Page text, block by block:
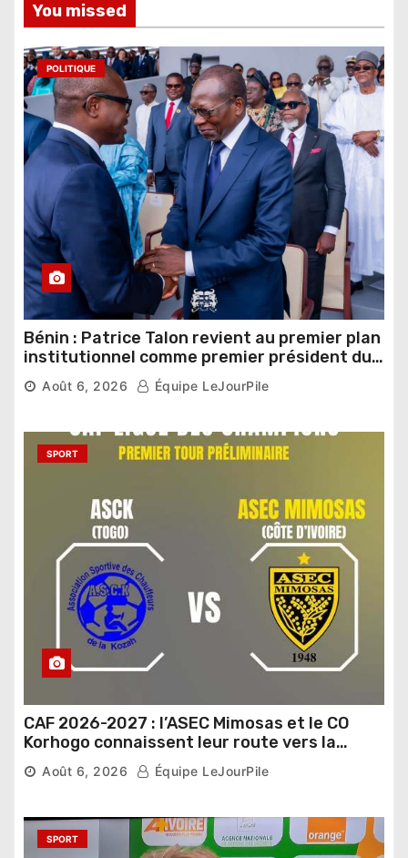
You missed
POLITIQUE
Bénin : Patrice Talon revient au premier plan
institutionnel comme premier président du
Sénat
Août 6, 2026 Équipe LeJourPile
SPORT
CAF 2026-2027 : l’ASEC Mimosas et le CO
Korhogo connaissent leur route vers la
phase de groupes
Août 6, 2026 Équipe LeJourPile
SPORT